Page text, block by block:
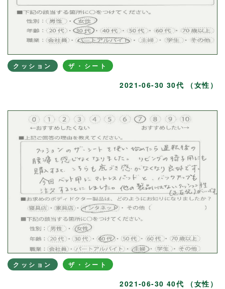
クッション ザ・シート
2021-06-30 30代 （女性）
クッション ザ・シート
2021-06-30 40代 （女性）